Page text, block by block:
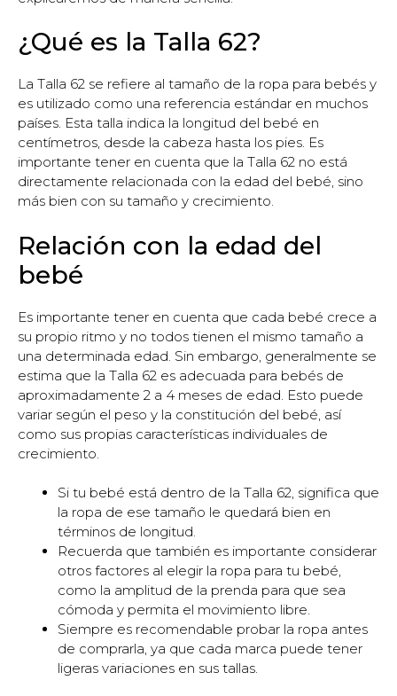
¿Qué es la Talla 62?
La Talla 62 se refiere al tamaño de la ropa para bebés y
es utilizado como una referencia estándar en muchos
países. Esta talla indica la longitud del bebé en
centímetros, desde la cabeza hasta los pies. Es
importante tener en cuenta que la Talla 62 no está
directamente relacionada con la edad del bebé, sino
más bien con su tamaño y crecimiento.
Relación con la edad del
bebé
Es importante tener en cuenta que cada bebé crece a
su propio ritmo y no todos tienen el mismo tamaño a
una determinada edad. Sin embargo, generalmente se
estima que la Talla 62 es adecuada para bebés de
aproximadamente 2 a 4 meses de edad. Esto puede
variar según el peso y la constitución del bebé, así
como sus propias características individuales de
crecimiento.
Si tu bebé está dentro de la Talla 62, significa que
la ropa de ese tamaño le quedará bien en
términos de longitud.
Recuerda que también es importante considerar
otros factores al elegir la ropa para tu bebé,
como la amplitud de la prenda para que sea
cómoda y permita el movimiento libre.
Siempre es recomendable probar la ropa antes
de comprarla, ya que cada marca puede tener
ligeras variaciones en sus tallas.